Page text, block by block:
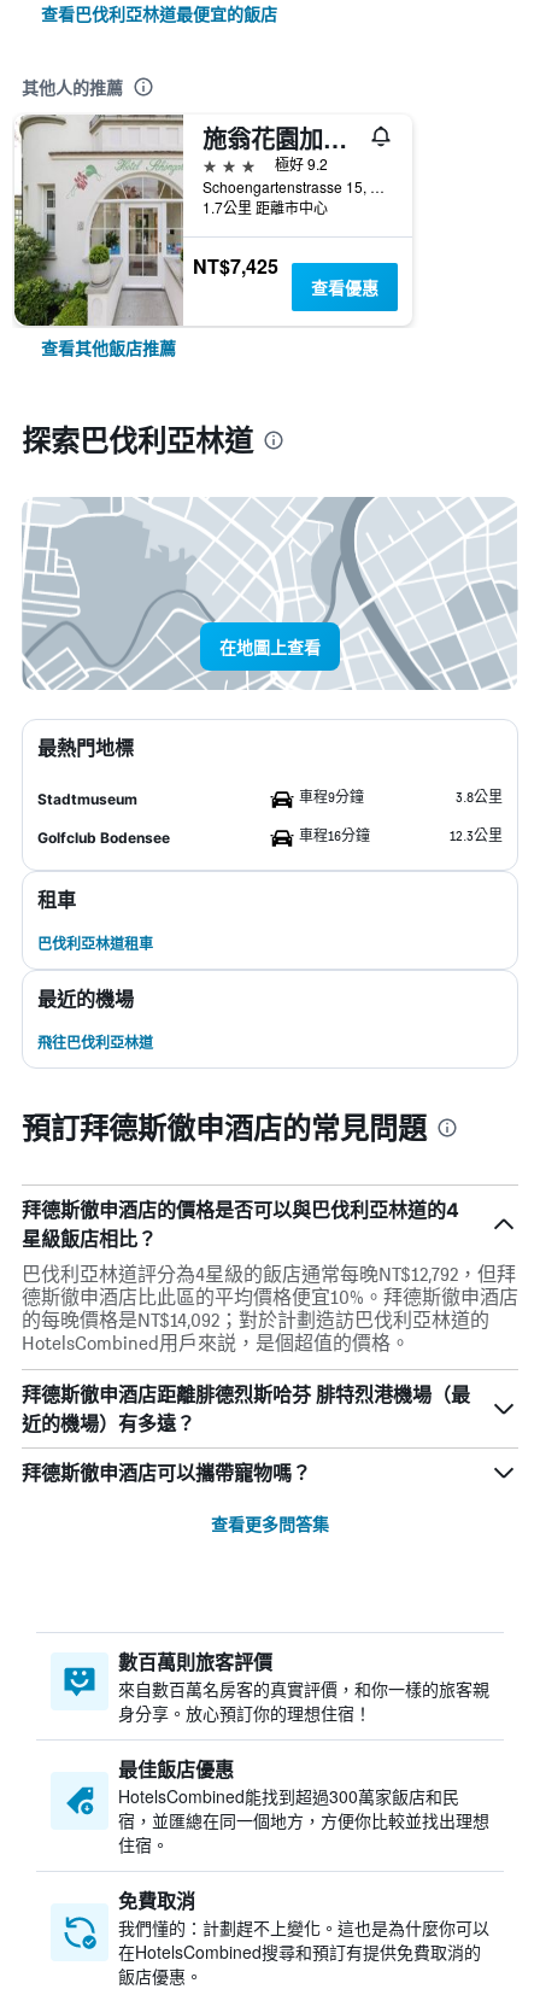
查看巴伐利亞林道最便宜的飯店
其他人的推薦
施翁花園加尼酒店
3星級
極好 9.2
Schoengartenstrasse 15, 巴伐利亞林道, 巴伐利亞, 德國
1.7公里 距離市中心
NT$7,425
查看優惠
查看其他飯店推薦
探索巴伐利亞林道
在地圖上查看
最熱門地標
Stadtmuseum 車程9分鐘 3.8公里
Golfclub Bodensee 車程16分鐘 12.3公里
租車
巴伐利亞林道租車
最近的機場
飛往巴伐利亞林道
預訂拜德斯徹申酒店的常見問題
拜德斯徹申酒店的價格是否可以與巴伐利亞林道的4
星級飯店相比？
巴伐利亞林道評分為4星級的飯店通常每晚NT$12,792，但拜
德斯徹申酒店比此區的平均價格便宜10%。拜德斯徹申酒店
的每晚價格是NT$14,092；對於計劃造訪巴伐利亞林道的
HotelsCombined用戶來説，是個超值的價格。
拜德斯徹申酒店距離腓德烈斯哈芬 腓特烈港機場（最
近的機場）有多遠？
拜德斯徹申酒店可以攜帶寵物嗎？
查看更多問答集
數百萬則旅客評價
來自數百萬名房客的真實評價，和你一樣的旅客親
身分享。放心預訂你的理想住宿！
最佳飯店優惠
HotelsCombined​能找到超過300萬家飯店和民
宿，並匯總在同一個地方，方便你比較並找出理想
住宿。
免費取消
我們懂的：計劃趕不上變化。這也是為什麼你可以
在HotelsCombined搜尋和預訂有提供免費取消的
飯店優惠。